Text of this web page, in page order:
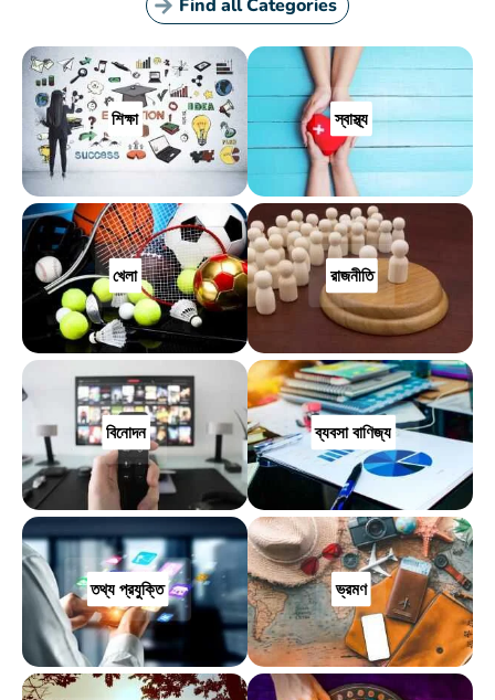
Find all Categories
শিক্ষা স্বাস্থ্য
খেলা রাজনীতি
বিনোদন ব্যবসা বাণিজ্য
তথ্য প্রযুক্তি ভ্রমণ